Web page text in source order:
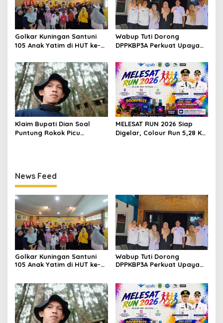
Golkar Kuningan Santuni
105 Anak Yatim di HUT ke-
Doakan Partai Semakin
Berjaya
Wabup Tuti Dorong
DPPKBP3A Perkuat Upaya
Tingkatkan Kesejahteraan
Keluarga
Klaim Bupati Dian Soal
Puntung Rokok Picu
MELESAT RUN 2026 Siap
Digelar, Colour Run 5,28 Km
News Feed
Golkar Kuningan Santuni
105 Anak Yatim di HUT ke-
Berjaya
Wabup Tuti Dorong
DPPKBP3A Perkuat Upaya
Keluarga